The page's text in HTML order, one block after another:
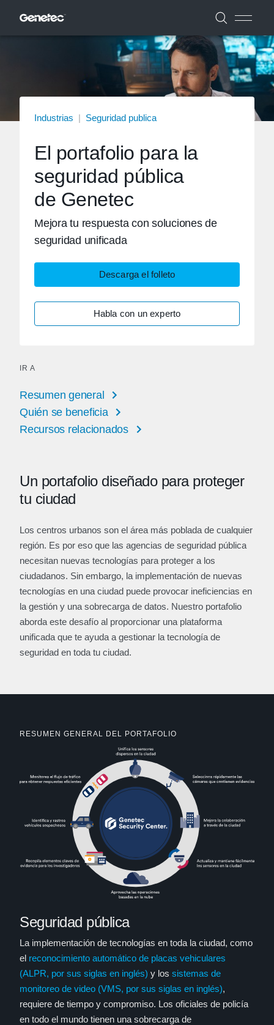
Industrias | Seguridad publica
El portafolio para la
seguridad pública
de Genetec
Mejora tu respuesta con soluciones de
seguridad unificada
Descarga el folleto
Habla con un experto
IR A
Resumen general
Quién se beneficia
Recursos relacionados
Un portafolio diseñado para proteger
tu ciudad
Los centros urbanos son el área más poblada de cualquier
región. Es por eso que las agencias de seguridad pública
necesitan nuevas tecnologías para proteger a los
ciudadanos. Sin embargo, la implementación de nuevas
tecnologías en una ciudad puede provocar ineficiencias en
la gestión y una sobrecarga de datos. Nuestro portafolio
aborda este desafío al proporcionar una plataforma
unificada que te ayuda a gestionar la tecnología de
seguridad en toda tu ciudad.
RESUMEN GENERAL DEL PORTAFOLIO
Seguridad pública
La implementación de tecnologías en toda la ciudad, como
el reconocimiento automático de placas vehiculares
(ALPR, por sus siglas en inglés) y los sistemas de
monitoreo de video (VMS, por sus siglas en inglés),
requiere de tiempo y compromiso. Los oficiales de policía
en todo el mundo tienen una sobrecarga de